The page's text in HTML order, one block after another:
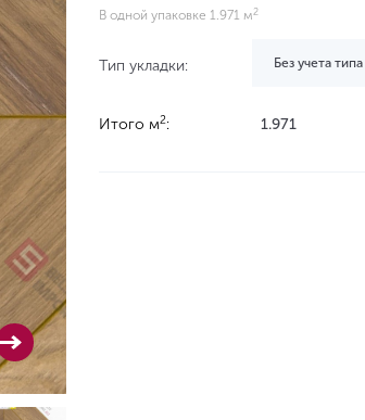
В одной упаковке 1.971 м 2
Тип укладки: Без учета
Итого м2: 1.971